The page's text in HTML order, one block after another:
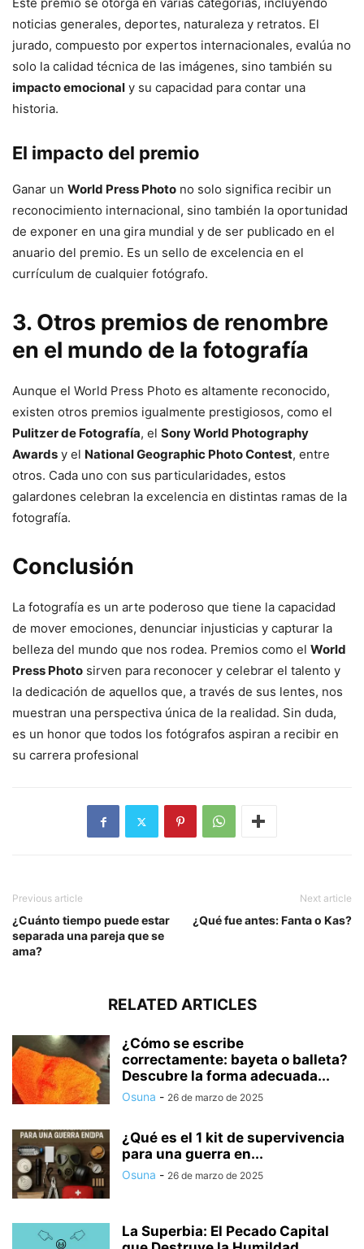
Este premio se otorga en varias categorías, incluyendo
noticias generales, deportes, naturaleza y retratos. El
jurado, compuesto por expertos internacionales, evalúa no
solo la calidad técnica de las imágenes, sino también su
impacto emocional y su capacidad para contar una
historia.
El impacto del premio
Ganar un World Press Photo no solo significa recibir un
reconocimiento internacional, sino también la oportunidad
de exponer en una gira mundial y de ser publicado en el
anuario del premio. Es un sello de excelencia en el
currículum de cualquier fotógrafo.
3. Otros premios de renombre
en el mundo de la fotografía
Aunque el World Press Photo es altamente reconocido,
existen otros premios igualmente prestigiosos, como el
Pulitzer de Fotografía, el Sony World Photography
Awards y el National Geographic Photo Contest, entre
otros. Cada uno con sus particularidades, estos
galardones celebran la excelencia en distintas ramas de la
fotografía.
Conclusión
La fotografía es un arte poderoso que tiene la capacidad
de mover emociones, denunciar injusticias y capturar la
belleza del mundo que nos rodea. Premios como el World
Press Photo sirven para reconocer y celebrar el talento y
la dedicación de aquellos que, a través de sus lentes, nos
muestran una perspectiva única de la realidad. Sin duda,
es un honor que todos los fotógrafos aspiran a recibir en
su carrera profesional
Previous article
¿Cuánto tiempo puede estar
separada una pareja que se
ama?
Next article
¿Qué fue antes: Fanta o Kas?
RELATED ARTICLES
¿Cómo se escribe
correctamente: bayeta o balleta?
Descubre la forma adecuada...
Osuna - 26 de marzo de 2025
¿Qué es el 1 kit de supervivencia
para una guerra en...
Osuna - 26 de marzo de 2025
La Superbia: El Pecado Capital